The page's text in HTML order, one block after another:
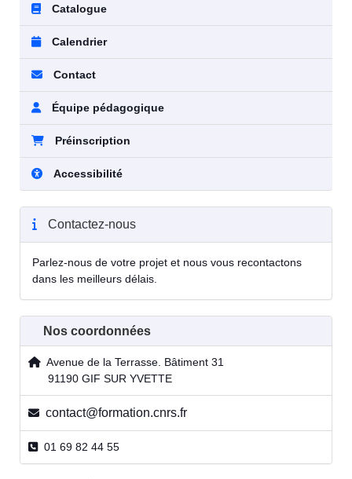
Catalogue
Calendrier
Contact
Équipe pédagogique
Préinscription
Accessibilité
Contactez-nous
Parlez-nous de votre projet et nous vous recontactons
dans les meilleurs délais.
Nos coordonnées
Avenue de la Terrasse. Bâtiment 31
91190 GIF SUR YVETTE
contact@formation.cnrs.fr
01 69 82 44 55